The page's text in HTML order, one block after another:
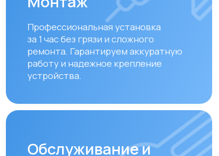
Рекомендуем проводить
раз в 6–12
месяцевдля долгой и эффективной
работы устройства.
устанавливаем оригинальные или
совместимые фильтры.
Замена фильтров